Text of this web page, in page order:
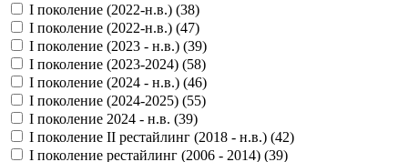
I поколение (2022-н.в.) (38)
I поколение (2022-н.в.) (47)
I поколение (2023 - н.в.) (39)
I поколение (2023-2024) (58)
I поколение (2024 - н.в.) (46)
I поколение (2024-2025) (55)
I поколение 2024 - н.в. (39)
I поколение II рестайлинг (2018 - н.в.) (42)
I поколение рестайлинг (2006 - 2014) (39)